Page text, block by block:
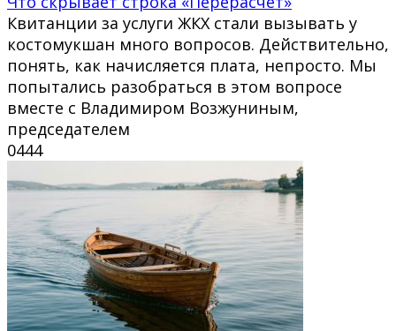
Квитанции за услуги ЖКХ стали вызывать у
костомукшан много вопросов. Действительно,
понять, как начисляется плата, непросто. Мы
попытались разобраться в этом вопросе
вместе с Владимиром Возжуниным,
председателем
0444